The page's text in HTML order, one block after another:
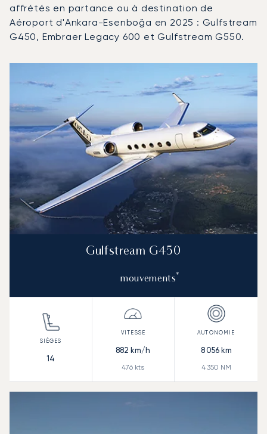
affrétés en partance ou à destination de
Aéroport d'Ankara-Esenboğa en 2025 : Gulfstream
G450, Embraer Legacy 600 et Gulfstream G550.
Sièges
Vitesse (km/h)
Vitesse (nœuds)
Autonomie (km)
Autonomie (NM)
Gulfstream G450
mouvements*
14
882 km/h
476 kts
8 056km
4 350 NM